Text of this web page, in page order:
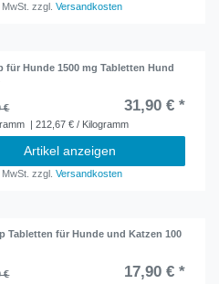
zzgl.Versandkosten
für Hunde 1500 mg Tabletten Hund
€ 31,90 € *
| 212,67 € / Kilogramm
Artikel anzeigen
zzgl.Versandkosten
Tabletten für Hunde und Katzen 100
€ 17,90 € *